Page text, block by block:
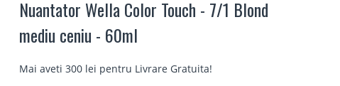
Nuantator Wella Color Touch - 7/1 Blond
mediu ceniu - 60ml
Mai aveti 300 lei pentru Livrare Gratuita!